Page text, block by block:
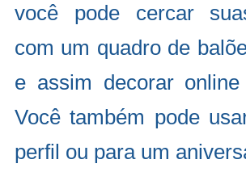
você pode cercar
com um quadro de
e assim decorar
Você também pode
perfil ou para um